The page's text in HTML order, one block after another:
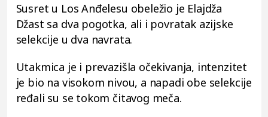
Susret u Los Anđelesu obeležio je Elajdža
Džast sa dva pogotka, ali i povratak azijske
selekcije u dva navrata.
Utakmica je i prevazišla očekivanja, intenzitet
je bio na visokom nivou, a napadi obe selekcije
ređali su se tokom čitavog meča.